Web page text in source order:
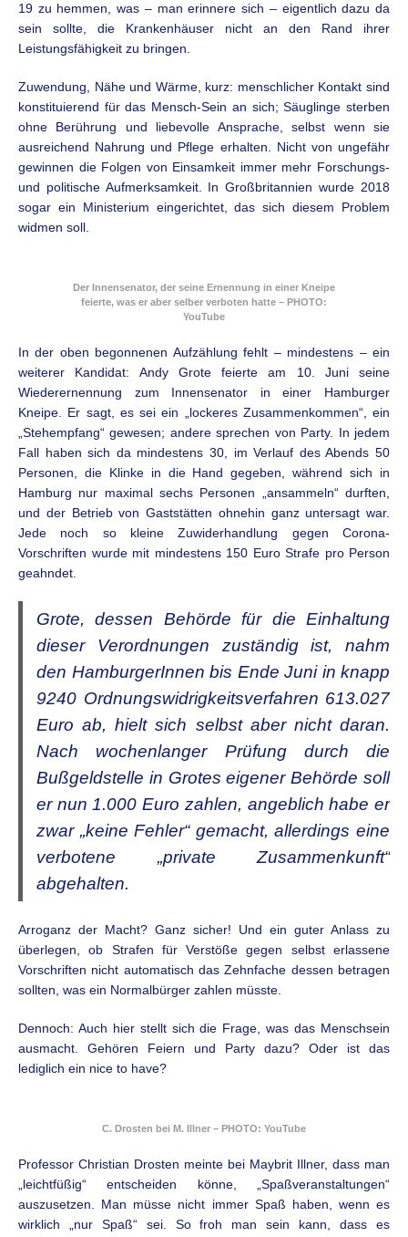
19 zu hemmen, was – man erinnere sich – eigentlich dazu da
sein sollte, die Krankenhäuser nicht an den Rand ihrer
Leistungsfähigkeit zu bringen.
Zuwendung, Nähe und Wärme, kurz: menschlicher Kontakt sind
konstituierend für das Mensch-Sein an sich; Säuglinge sterben
ohne Berührung und liebevolle Ansprache, selbst wenn sie
ausreichend Nahrung und Pflege erhalten. Nicht von ungefähr
gewinnen die Folgen von Einsamkeit immer mehr Forschungs-
und politische Aufmerksamkeit. In Großbritannien wurde 2018
sogar ein Ministerium eingerichtet, das sich diesem Problem
widmen soll.
Der Innensenator, der seine Ernennung in einer Kneipe
feierte, was er aber selber verboten hatte – PHOTO:
YouTube
In der oben begonnenen Aufzählung fehlt – mindestens – ein
weiterer Kandidat: Andy Grote feierte am 10. Juni seine
Wiederernennung zum Innensenator in einer Hamburger
Kneipe. Er sagt, es sei ein „lockeres Zusammenkommen“, ein
„Stehempfang“ gewesen; andere sprechen von Party. In jedem
Fall haben sich da mindestens 30, im Verlauf des Abends 50
Personen, die Klinke in die Hand gegeben, während sich in
Hamburg nur maximal sechs Personen „ansammeln“ durften,
und der Betrieb von Gaststätten ohnehin ganz untersagt war.
Jede noch so kleine Zuwiderhandlung gegen Corona-
Vorschriften wurde mit mindestens 150 Euro Strafe pro Person
geahndet.
Grote, dessen Behörde für die Einhaltung
dieser Verordnungen zuständig ist, nahm
den HamburgerInnen bis Ende Juni in knapp
9240 Ordnungswidrigkeitsverfahren 613.027
Euro ab, hielt sich selbst aber nicht daran.
Nach wochenlanger Prüfung durch die
Bußgeldstelle in Grotes eigener Behörde soll
er nun 1.000 Euro zahlen, angeblich habe er
zwar „keine Fehler“ gemacht, allerdings eine
verbotene „private Zusammenkunft“
abgehalten.
Arroganz der Macht? Ganz sicher! Und ein guter Anlass zu
überlegen, ob Strafen für Verstöße gegen selbst erlassene
Vorschriften nicht automatisch das Zehnfache dessen betragen
sollten, was ein Normalbürger zahlen müsste.
Dennoch: Auch hier stellt sich die Frage, was das Menschsein
ausmacht. Gehören Feiern und Party dazu? Oder ist das
lediglich ein nice to have?
C. Drosten bei M. Illner – PHOTO: YouTube
Professor Christian Drosten meinte bei Maybrit Illner, dass man
„leichtfüßig“ entscheiden könne, „Spaßveranstaltungen“
auszusetzen. Man müsse nicht immer Spaß haben, wenn es
wirklich „nur Spaß“ sei. So froh man sein kann, dass es